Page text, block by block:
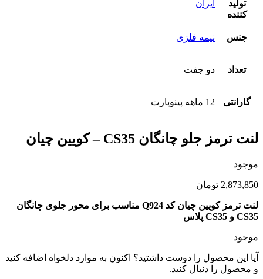
تولید
کننده
ایران
جنس نیمه فلزی
تعداد دو جفت
گارانتی 12 ماهه پینوپارت
لنت ترمز جلو چانگان CS35 – کویین چیان
موجود
2,873,850 تومان
لنت ترمز کویین چیان کد Q924 مناسب برای محور جلوی چانگان
CS35 و CS35 پلاس
موجود
آیا این محصول را دوست داشتید؟ اکنون به موارد دلخواه اضافه کنید
و محصول را دنبال کنید.